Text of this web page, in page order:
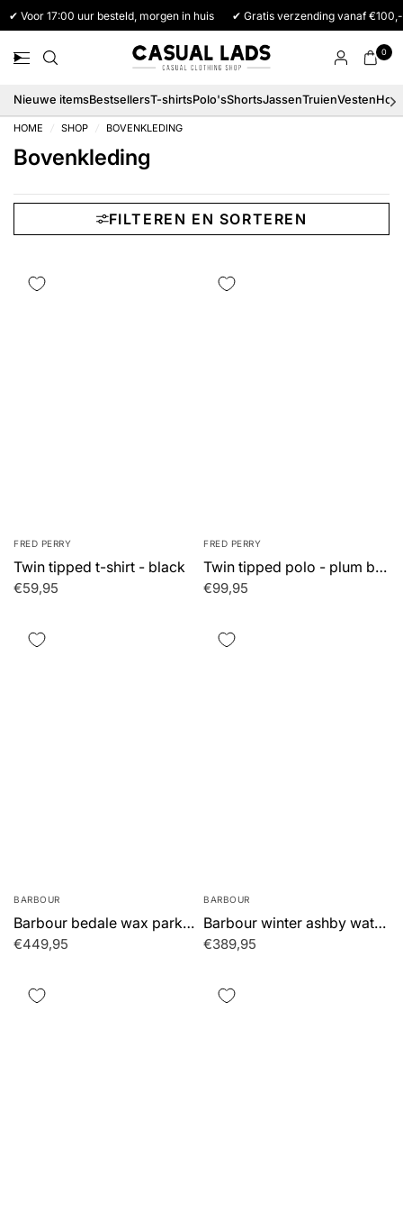
✔ Voor 17:00 uur besteld, morgen in huis ✔ Gratis verzending vanaf €100,-
0
Nieuwe itemsBestsellersT-shirtsPolo'sShortsJassenTruienVesten
HOME / SHOP / BOVENKLEDING
Bovenkleding
FILTEREN EN SORTEREN
FRED PERRY
Twin tipped t-shirt - black
€59,95
FRED PERRY
Twin tipped polo - plum black
€99,95
BARBOUR
Barbour bedale wax parka - brown
€449,95
BARBOUR
Barbour winter ashby waterproof jacket - navy
€389,95